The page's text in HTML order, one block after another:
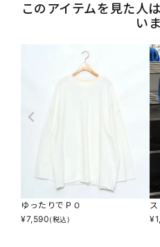
このアイテムを見た人
い
ゆったりでＰＯ
¥7,590(税込)
¥